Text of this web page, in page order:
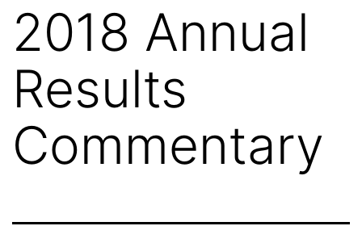
2018 Annual
Results
Commentary